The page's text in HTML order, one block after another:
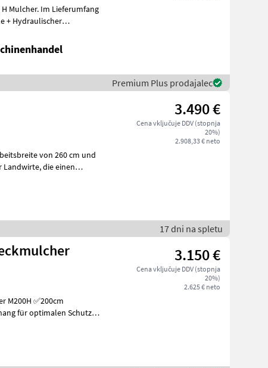
Lieferumfang
Premium Plus prodajalec
3.490 €
Cena vključuje DDV (stopnja
20%)
2.908,33 € neto
von 260 cm und
die einen
17 dni na spletu
3.150 €
Cena vključuje DDV (stopnja
20%)
2.625 € neto
für optimalen Schutz